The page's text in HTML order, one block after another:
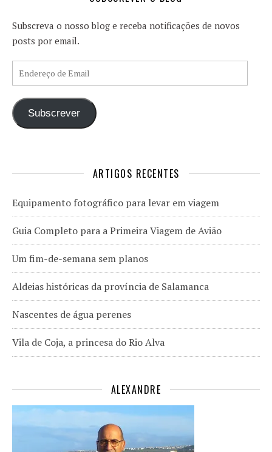
Subscreva o nosso blog e receba notificações de novos
posts por email.
Endereço de Email
Subscrever
ARTIGOS RECENTES
Equipamento fotográfico para levar em viagem
Guia Completo para a Primeira Viagem de Avião
Um fim-de-semana sem planos
Aldeias históricas da província de Salamanca
Nascentes de água perenes
Vila de Coja, a princesa do Rio Alva
ALEXANDRE